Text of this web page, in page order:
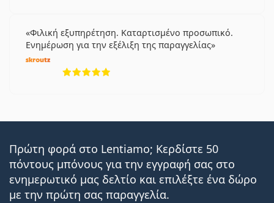
Φιλική εξυπηρέτηση. Καταρτισμένο προσωπικό.
Ενημέρωση για την εξέλιξη της παραγγελίας
Πρώτη φορά στο Lentiamo; Κερδίστε 50
πόντους μπόνους για την εγγραφή σας στο
ενημερωτικό μας δελτίο και επιλέξτε ένα δώρο
με την πρώτη σας παραγγελία.